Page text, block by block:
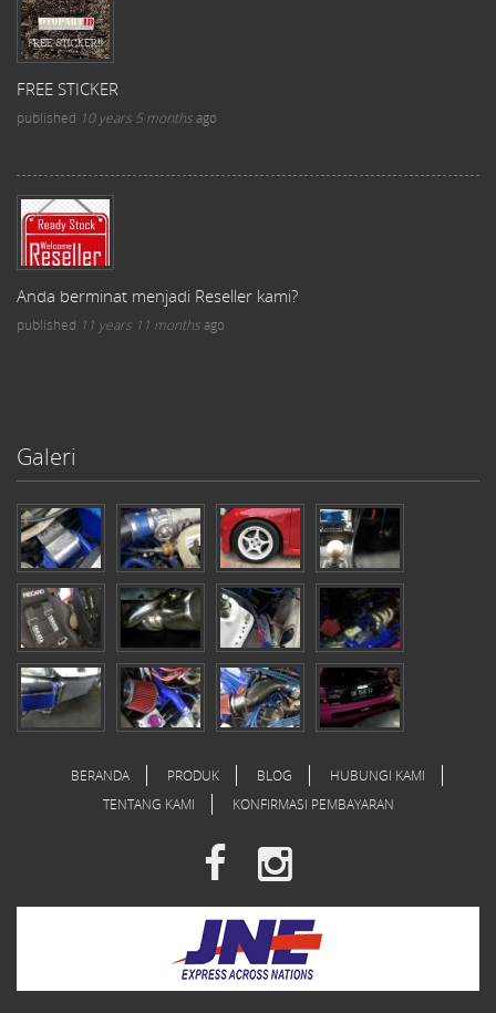
FREE STICKER
published 10 years 5 monthsago
Anda berminat menjadi Reseller kami?
published 11 years 11 monthsago
Galeri
BERANDA PRODUK BLOG
HUBUNGI KAMI
TENTANG KAMI
KONFIRMASI PEMBAYARAN